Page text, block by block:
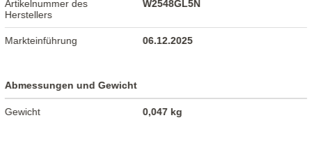
Artikelnummer des
Herstellers
W2548GL5N
Markteinführung 06.12.2025
Abmessungen und Gewicht
Gewicht 0,047 kg